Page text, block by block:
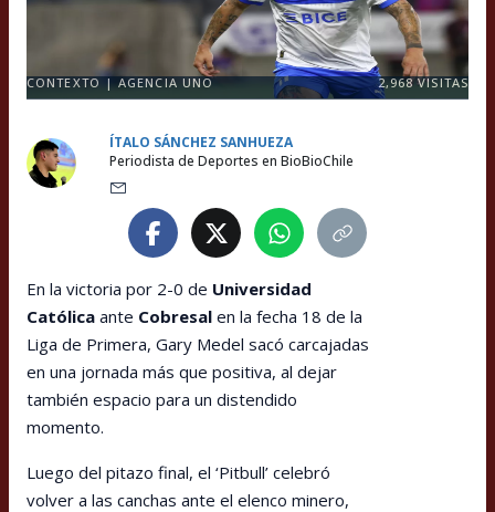
CONTEXTO | AGENCIA UNO 2,968 VISITAS
ÍTALO SÁNCHEZ SANHUEZA
Periodista de Deportes en BioBioChile
En la victoria por 2-0 de Universidad
Católica ante Cobresal en la fecha 18 de la
Liga de Primera, Gary Medel sacó carcajadas
en una jornada más que positiva, al dejar
también espacio para un distendido
momento.
Luego del pitazo final, el ‘Pitbull’ celebró
volver a las canchas ante el elenco minero,